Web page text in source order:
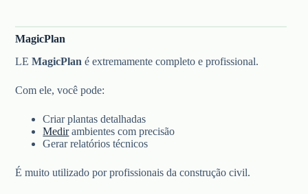
MagicPlan
LEMagicPlan é extremamente completo e profissional.
Com ele, você pode:
Criar plantas detalhadas
Medirambientes com precisão
Gerar relatórios técnicos
É muito utilizado por profissionais da construção civil.